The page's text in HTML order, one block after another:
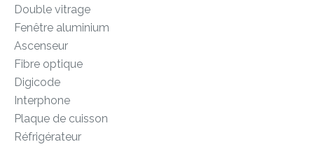
Double vitrage
Fenêtre aluminium
Ascenseur
Fibre optique
Digicode
Interphone
Plaque de cuisson
Réfrigérateur